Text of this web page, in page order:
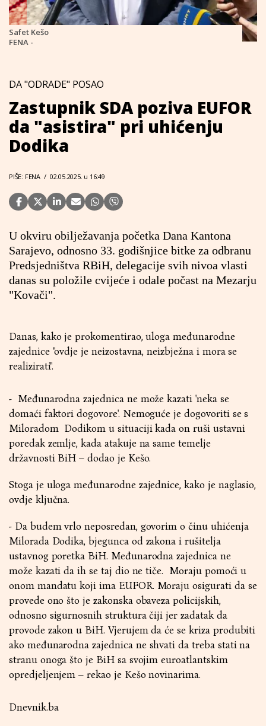
Safet Kešo
FENA -
DA "ODRADE" POSAO
Zastupnik SDA poziva EUFOR
da "asistira" pri uhićenju
Dodika
PIŠE: FENA / 02.05.2025. u 16:49
U okviru obilježavanja početka Dana Kantona
Sarajevo, odnosno 33. godišnjice bitke za odbranu
Predsjedništva RBiH, delegacije svih nivoa vlasti
danas su položile cvijeće i odale počast na Mezarju
"Kovači".
Danas, kako je prokomentirao, uloga međunarodne
zajednice "ovdje je neizostavna, neizbježna i mora se
realizirati".
- Međunarodna zajednica ne može kazati 'neka se
domaći faktori dogovore'. Nemoguće je dogovoriti se s
Miloradom Dodikom u situaciji kada on ruši ustavni
poredak zemlje, kada atakuje na same temelje
državnosti BiH – dodao je Kešo.
Stoga je uloga međunarodne zajednice, kako je naglasio,
ovdje ključna.
- Da budem vrlo neposredan, govorim o činu uhićenja
Milorada Dodika, bjegunca od zakona i rušitelja
ustavnog poretka BiH. Međunarodna zajednica ne
može kazati da ih se taj dio ne tiče. Moraju pomoći u
onom mandatu koji ima EUFOR. Moraju osigurati da se
provede ono što je zakonska obaveza policijskih,
odnosno sigurnosnih struktura čiji jer zadatak da
provode zakon u BiH. Vjerujem da će se kriza produbiti
ako međunarodna zajednica ne shvati da treba stati na
stranu onoga što je BiH sa svojim euroatlantskim
opredjeljenjem – rekao je Kešo novinarima.
Dnevnik.ba